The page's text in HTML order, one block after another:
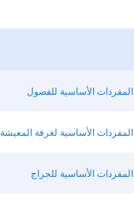
المفردات الأساسية للفصول
المفردات الأساسية لغرفة المعيشة
المفردات الأساسية للجراج